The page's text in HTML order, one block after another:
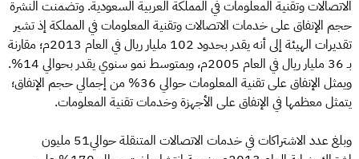
الاتصالات وتقنية المعلومات في المملكة العربية السعودية. وتضمنت النشرة
حجم الإنفاق على خدمات الاتصالات وتقنية المعلومات في المملكة إذ تشير
تقديرات الهيئة إلى أنه يقدر بحدود 102 مليار ريال في العام 2013م؛ مقارنة
بـ 36 مليار ريال في العام 2005م، وبمتوسط نمو سنوي يقدر بحوالي 14%.
ويمثل الإنفاق على تقنية المعلومات حوالي 36% من إجمالي حجم الإنفاق؛
يتمثل معظمها في الإنفاق على الأجهزة وخدمات تقنية المعلومات.
وبلغ عدد الاشتراكات في خدمات الاتصالات المتنقلة حوالي51 مليون